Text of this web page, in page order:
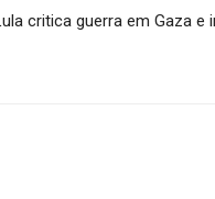
critica guerra em Gaza e